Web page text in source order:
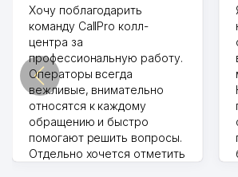
Хочу поблагодарить
команду CallPro колл-
центра за
профессиональную работу.
Операторы всегда
вежливые, внимательно
относятся к каждому
обращению и быстро
помогают решить вопросы.
Отдельно хочется отметить